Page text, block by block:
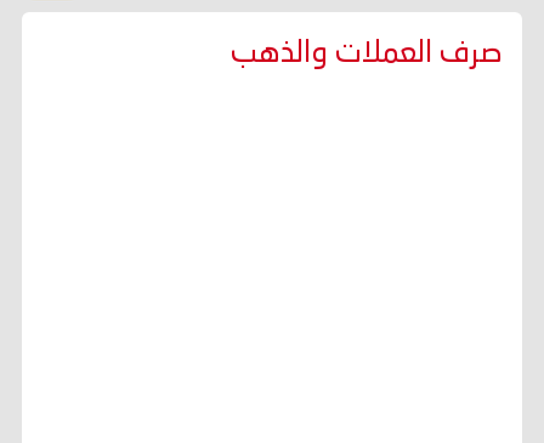
صرف العملات والذهب